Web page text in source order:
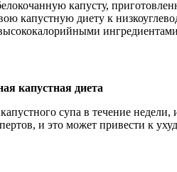
капусту,
капустную диету к
капустная диета
супа в течение недели,
и это может привести к